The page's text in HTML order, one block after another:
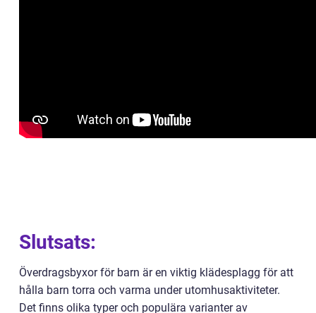
Slutsats:
Överdragsbyxor för barn är en viktig klädesplagg för att
hålla barn torra och varma under utomhusaktiviteter.
Det finns olika typer och populära varianter av